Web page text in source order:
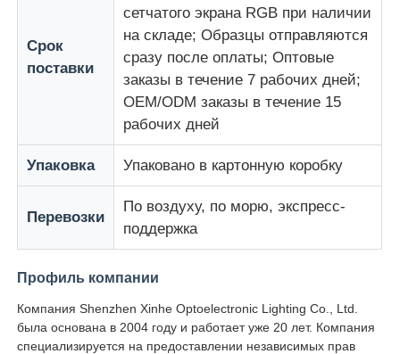
Срок
поставки
сетчатого экрана RGB при наличии
на складе; Образцы отправляются
сразу после оплаты; Оптовые
заказы в течение 7 рабочих дней;
OEM/ODM заказы в течение 15
рабочих дней
Упаковка Упаковано в картонную коробку
Перевозки
По воздуху, по морю, экспресс-
поддержка
Профиль компании
Компания Shenzhen Xinhe Optoelectronic Lighting Co., Ltd.
была основана в 2004 году и работает уже 20 лет. Компания
специализируется на предоставлении независимых прав